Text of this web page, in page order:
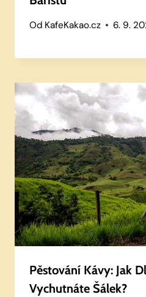
Od KafeKakao.cz 6. 9.
Pěstování Kávy: Jak
Vychutnáte Šálek?